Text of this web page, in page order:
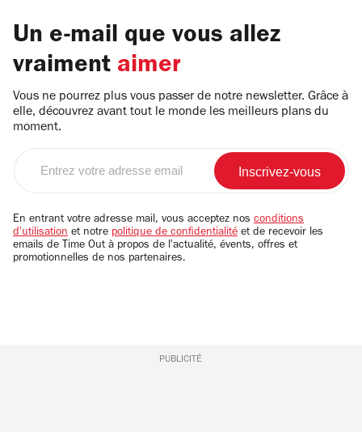
Un e-mail que vous allez
vraiment aimer
Vous ne pourrez plus vous passer de notre newsletter. Grâce à
elle, découvrez avant tout le monde les meilleurs plans du
moment.
email
En entrant votre adresse mail, vous acceptez nos conditions
d'utilisation et notre politique de confidentialité et de recevoir les
emails de Time Out à propos de l'actualité, évents, offres et
promotionnelles de nos partenaires.
PUBLICITÉ